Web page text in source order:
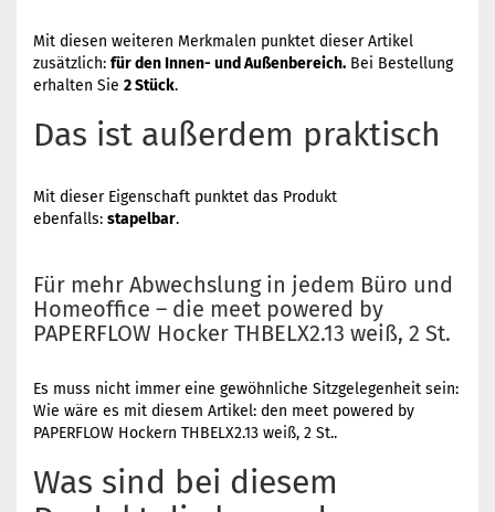
Mit diesen weiteren Merkmalen punktet dieser Artikel
zusätzlich: für den Innen- und Außenbereich. Bei Bestellung
erhalten Sie 2 Stück.
Das ist außerdem praktisch
Mit dieser Eigenschaft punktet das Produkt
ebenfalls: stapelbar.
Für mehr Abwechslung in jedem Büro und
Homeoffice – die meet powered by
PAPERFLOW Hocker THBELX2.13 weiß, 2 St.
Es muss nicht immer eine gewöhnliche Sitzgelegenheit sein:
Wie wäre es mit diesem Artikel: den meet powered by
PAPERFLOW Hockern THBELX2.13 weiß, 2 St..
Was sind bei diesem